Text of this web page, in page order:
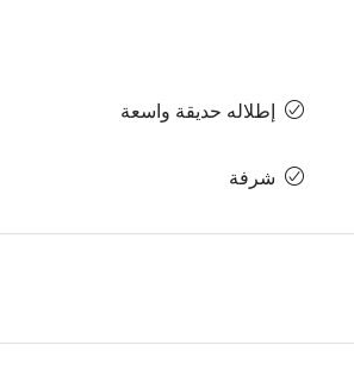
إطلاله حديقة واسعة
شرفة